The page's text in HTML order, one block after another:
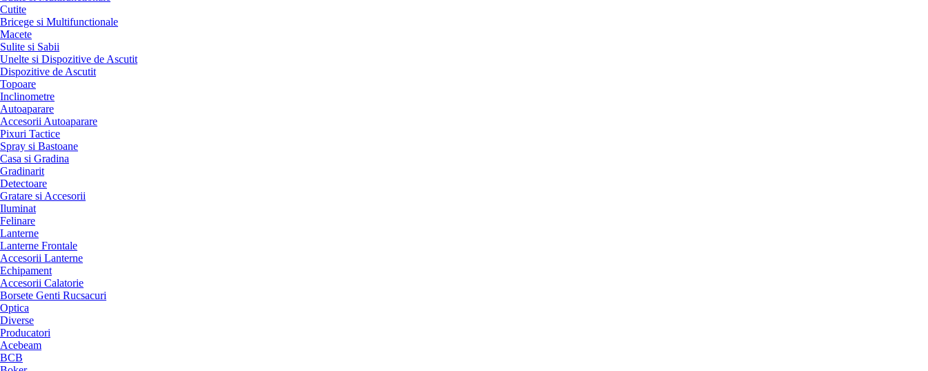
Cutite
Bricege si Multifunctionale
Macete
Sulite si Sabii
Unelte si Dispozitive de Ascutit
Dispozitive de Ascutit
Topoare
Inclinometre
Autoaparare
Accesorii Autoaparare
Pixuri Tactice
Spray si Bastoane
Casa si Gradina
Gradinarit
Detectoare
Gratare si Accesorii
Iluminat
Felinare
Lanterne
Lanterne Frontale
Accesorii Lanterne
Echipament
Accesorii Calatorie
Borsete Genti Rucsacuri
Optica
Diverse
Producatori
Acebeam
BCB